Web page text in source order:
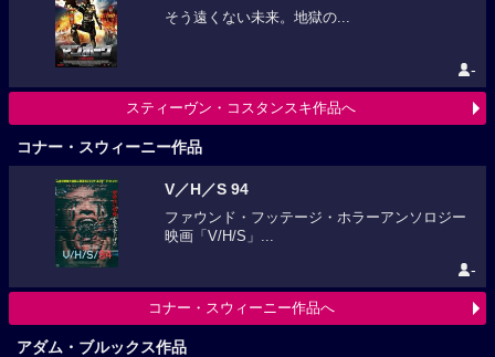
そう遠くない未来。地獄の...
-
スティーヴン・コスタンスキ作品へ
コナー・スウィーニー作品
V／H／S 94
ファウンド・フッテージ・ホラーアンソロジー
映画「V/H/S」...
-
コナー・スウィーニー作品へ
アダム・ブルックス作品